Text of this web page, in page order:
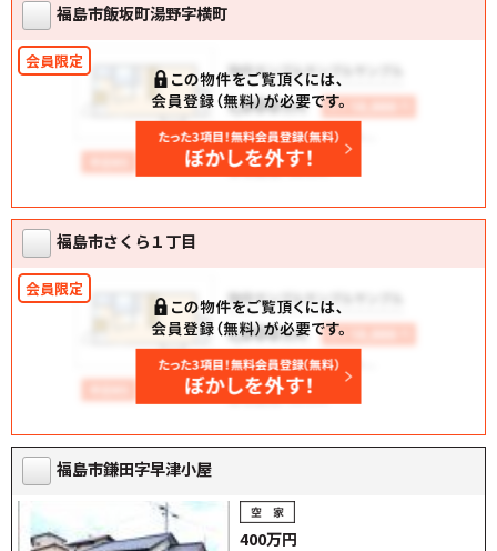
福島市飯坂町湯野字横町
福島市さくら１丁目
福島市鎌田字早津小屋
400万円